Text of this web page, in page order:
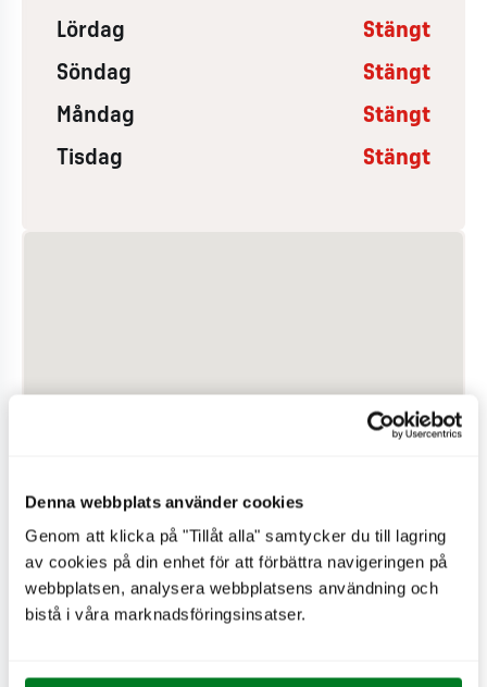
Denna webbplats använder cookies
Genom att klicka på "Tillåt alla" samtycker du till lagring
av cookies på din enhet för att förbättra navigeringen på
webbplatsen, analysera webbplatsens användning och
bistå i våra marknadsföringsinsatser.
Lördag Stängt
Söndag Stängt
Måndag Stängt
Tisdag Stängt
PÅ RESTAURANGEN
Wifi